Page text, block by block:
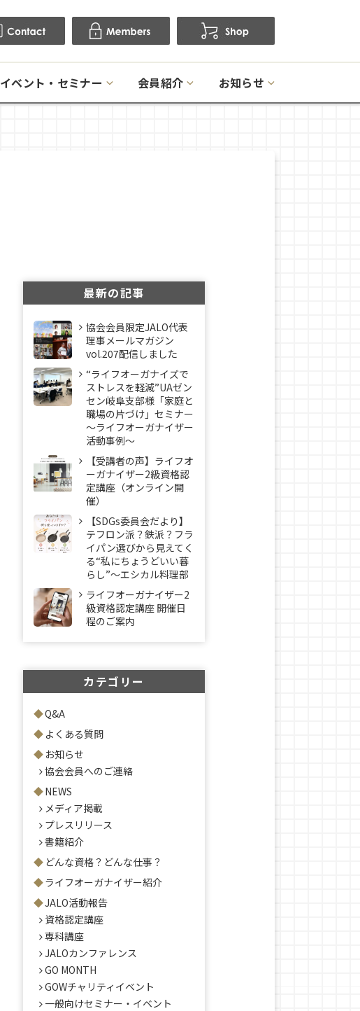
イベント・セミナー 会員紹介 お知らせ
最新の記事
協会会員限定JALO代表
理事メールマガジン
vol.207配信しました
“ライフオーガナイズで
ストレスを軽減”UAゼン
セン岐阜支部様「家庭と
職場の片づけ」セミナー
～ライフオーガナイザー
活動事例〜
【受講者の声】ライフオ
ーガナイザー2級資格認
定講座（オンライン開
催）
【SDGs委員会だより】
テフロン派？鉄派？フラ
イパン選びから見えてく
る“私にちょうどいい暮
らし”～エシカル料理部
ライフオーガナイザー2
級資格認定講座 開催日
程のご案内
カテゴリー
Q&A
よくある質問
お知らせ
協会会員へのご連絡
NEWS
メディア掲載
プレスリリース
書籍紹介
どんな資格？どんな仕事？
ライフオーガナイザー紹介
JALO活動報告
資格認定講座
専科講座
JALOカンファレンス
GO MONTH
GOWチャリティイベント
一般向けセミナー・イベント